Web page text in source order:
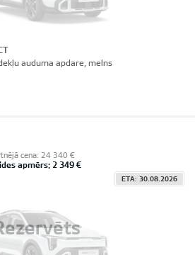
auduma apdare, melns
cena: 24 340 €
apmērs: 2 349 €
ETA: 30.08.2026